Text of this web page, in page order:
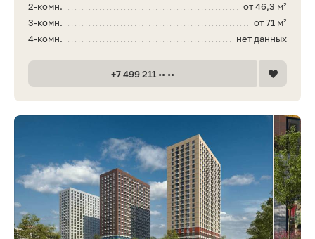
от 46,3 м²
2-комн.
от 71 м²
3-комн.
нет данных
4-комн.
+7 499 211 •• ••